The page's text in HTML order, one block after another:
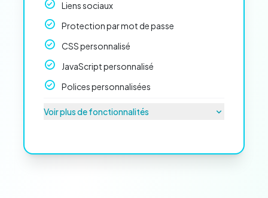
Liens sociaux
Protection par mot de passe
CSS personnalisé
JavaScript personnalisé
Polices personnalisées
Voir plus de fonctionnalités